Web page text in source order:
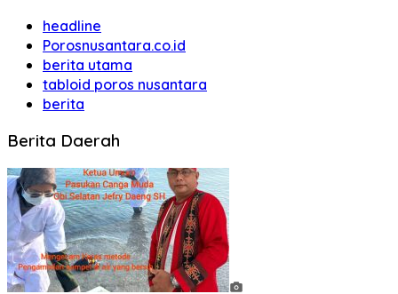
headline
Porosnusantara.co.id
berita utama
tabloid poros nusantara
berita
Berita Daerah